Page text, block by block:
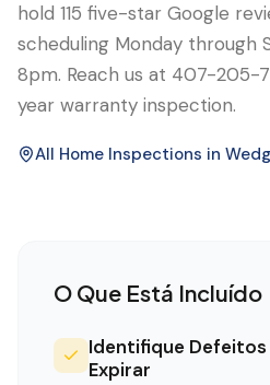
hold 115 five-star Google
scheduling Monday through
8pm. Reach us at 407-205-
year warranty inspection.
All Home Inspections in
O Que Está Incluído
Identifique
Expirar